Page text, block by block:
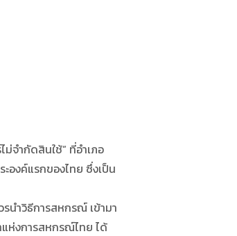
จำกัดสินใช้” ที่อำเภอ
งค์แรกของไทย ซึ่งเป็น
นำวิธีการสหกรณ์ เข้ามา
ห่งการสหกรณ์ไทย ได้